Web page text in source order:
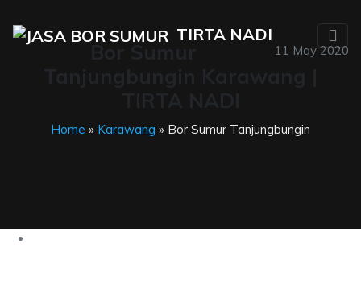
TIRTA NADI
11 May 2020
Home » Karawang » Bor Sumur Tanjungbungin